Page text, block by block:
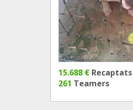
15.688 € Recaptats
261 Teamers